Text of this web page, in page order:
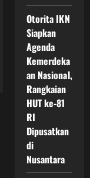
Otorita IKN
Siapkan
Agenda
Kemerdeka
an Nasional,
Rangkaian
HUT ke-81
RI
Dipusatkan
di
Nusantara